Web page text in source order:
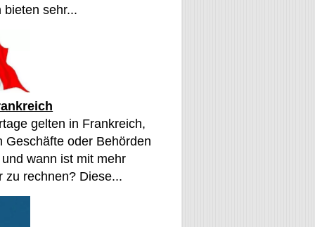
bieten sehr...
gelten in Frankreich,
Geschäfte oder Behörden
wann ist mit mehr
zu rechnen? Diese...